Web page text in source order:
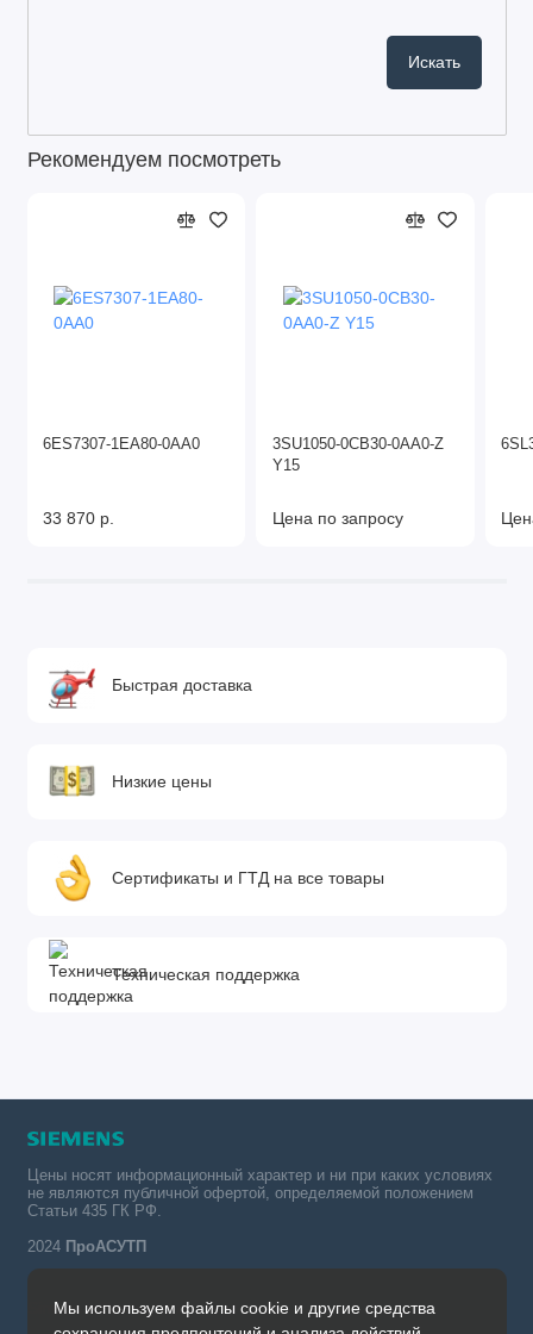
Рекомендуем посмотреть
6ES7307-1EA80-0AA0
33 870 р.
3SU1050-0CB30-0AA0-Z
Y15
Цена по запросу
Быстрая доставка
Низкие цены
Сертификаты и ГТД на все товары
Техническая поддержка
Мы используем файлы cookie и другие средства
Цены носят информационный характер и ни при каких условиях
не являются публичной офертой, определяемой положением
Статьи 435 ГК РФ.
2024 ПроАСУТП
Simatic в России тел.: